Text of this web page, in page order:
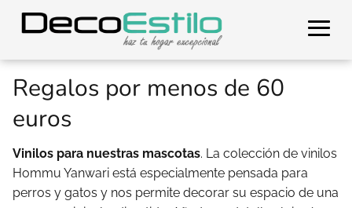
Regalos por menos de 60
euros
Vinilos para nuestras mascotas. La colección de vinilos
Hommu Yanwari está especialmente pensada para
perros y gatos y nos permite decorar su espacio de una